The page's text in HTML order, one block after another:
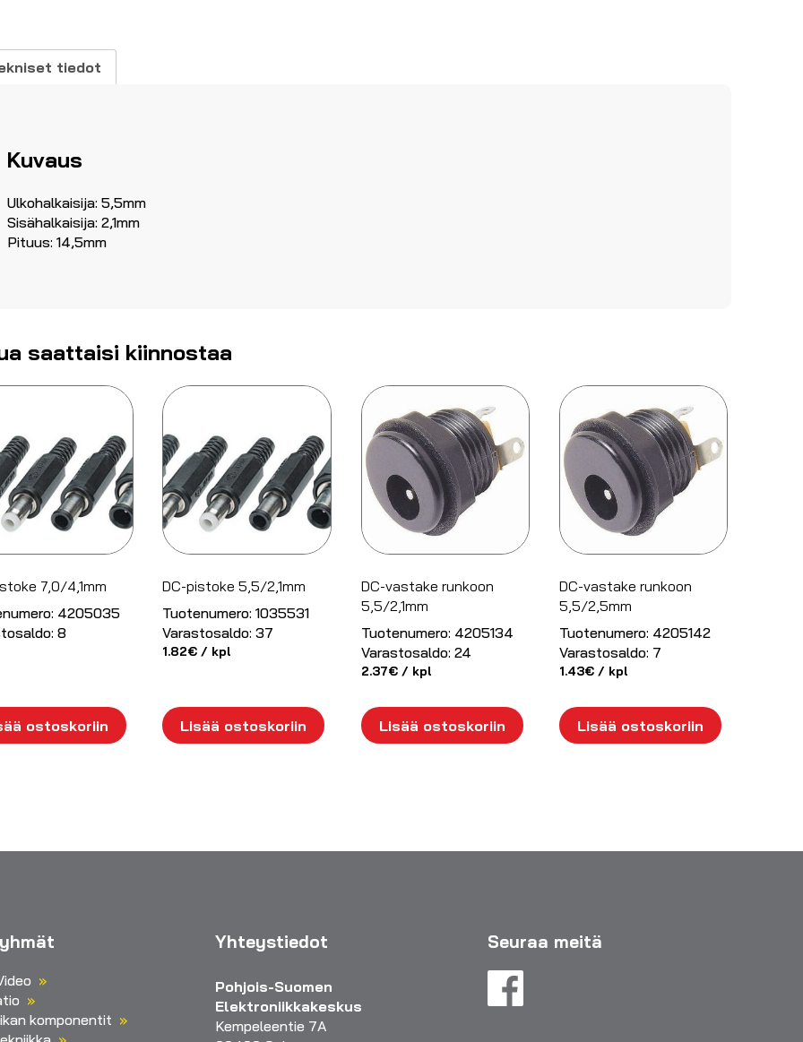
tiedot
Kuvaus
Ulkohalkaisija: 5,5mm
Sisähalkaisija: 2,1mm
Pituus: 14,5mm
saattaisi kiinnostaa
7,0/4,1mm
4205035
8
ostoskoriin
DC-pistoke 5,5/2,1mm
Tuotenumero: 1035531
Varastosaldo: 37
1.82€ / kpl
Lisää ostoskoriin
DC-vastake runkoon
5,5/2,1mm
Tuotenumero: 4205134
Varastosaldo: 24
2.37€/ kpl
Lisää ostoskoriin
DC-vastake runkoon
5,5/2,5mm
Tuotenumero: 4205142
Varastosaldo: 7
1.43€/ kpl
Lisää ostoskoriin
komponentit
Yhteystiedot
Pohjois-Suomen
Elektroniikkakeskus
Kempeleentie 7A
Seuraa meitä